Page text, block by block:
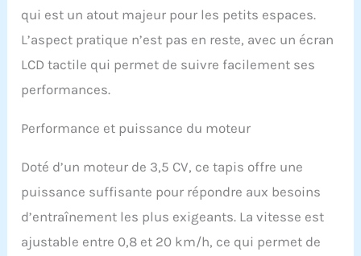
PRÉCISE DU POULS - Des
poignées spéciales avec
capteurs tactiles
mesurent de manière
mesurer également votre
Avec les deux options,
votre pouls est affiché
sur l'écran multifonction.
La ceinture de télémétrie
n'est pas incluse.
AFFICHAGE
qui est un atout majeur pour les petits espaces.
L’aspect pratique n’est pas en reste, avec un écran
LCD tactile qui permet de suivre facilement ses
performances.
Performance et puissance du moteur
Doté d’un moteur de 3,5 CV, ce tapis offre une
puissance suffisante pour répondre aux besoins
d’entraînement les plus exigeants. La vitesse est
ajustable entre 0,8 et 20 km/h, ce qui permet de